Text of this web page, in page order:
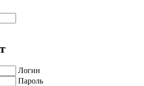
Логин
Пароль